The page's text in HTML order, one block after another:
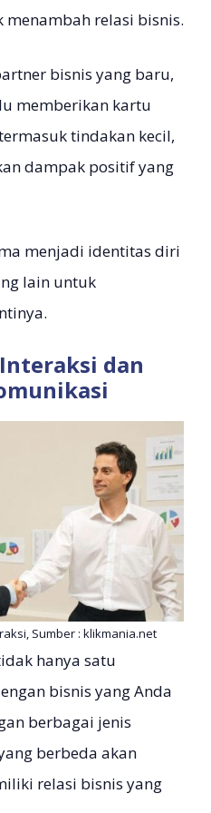
relasi bisnis.
bisnis yang baru,
memberikan kartu
tindakan kecil,
dampak positif yang
menjadi identitas diri
lain untuk
dan
Sumber : klikmania.net
hanya satu
bisnis yang Anda
berbagai jenis
berbeda akan
relasi bisnis yang